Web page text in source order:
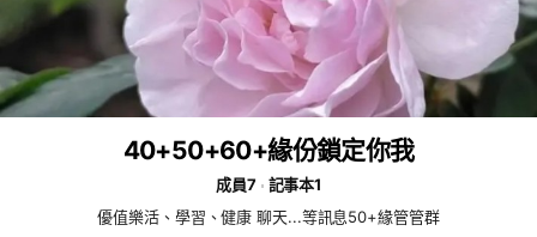
40+50+60+緣份鎖定你我
成員7
記事本1
優值樂活、學習、健康 聊天...等訊息50+緣管管群